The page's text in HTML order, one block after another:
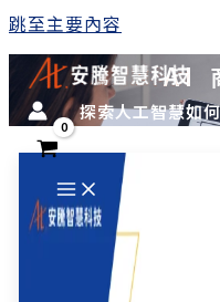
跳至主要內容
AI
探索人工智慧如